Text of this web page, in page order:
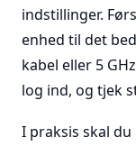
indstillinger.
enhed til det
kabel eller 5
log ind, og tjek
I praksis skal